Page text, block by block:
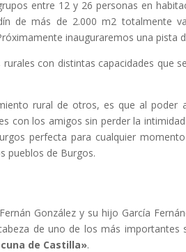
entre 12 y 26 personas en
de más de 2.000 m2 totalmente
inauguraremos una pista
con distintas capacidades que
rural de otros, es que al poder
con los amigos sin perder la
perfecta para cualquier
pueblos de Burgos.
González y su hijo García
de uno de los más
de Castilla».